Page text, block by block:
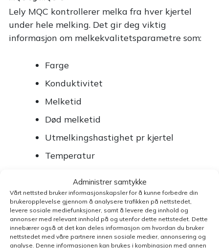
Administrer samtykke
Vårt nettsted bruker informasjonskapsler for å kunne forbedre din
brukeropplevelse gjennom å analysere trafikken på nettstedet,
levere sosiale mediefunksjoner, samt å levere deg innhold og
annonser med relevant innhold på og utenfor dette nettstedet. Dette
innebærer også at det kan deles informasjon om hvordan du bruker
nettstedet med våre partnere innen sosiale medier, annonsering og
analyse. Denne informasjonen kan brukes i kombinasjon med annen
Lely MQC kontrollerer melka fra hver kjertel
under hele melking. Det gir deg viktig
informasjon om melkekvalitetsparametre som:
Farge
Konduktivitet
Melketid
Død melketid
Utmelkingshastighet pr kjertel
Temperatur
MQC-C er tilvalgsutstyr til melkeroboten som
måler melkas celletall og gir deg tidlige
indikasjoner på jurbetennelse. Med funksjonen
”smart sampling” tas det automatisk en prøve
av hver ku for hver 3. melking. Hvis en prøve